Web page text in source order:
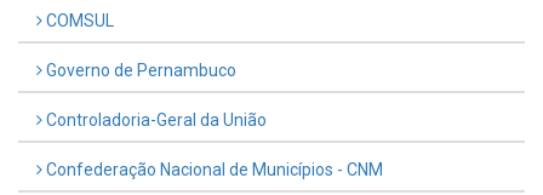
COMSUL
Governo de Pernambuco
Controladoria-Geral da União
Confederação Nacional de Municípios - CNM